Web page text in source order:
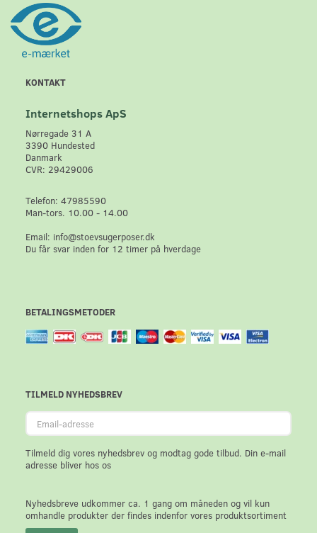
KONTAKT
Internetshops ApS
Nørregade 31 A
3390 Hundested
Danmark
CVR: 29429006
Telefon: 47985590
Man-tors. 10.00 - 14.00
Email: info@stoevsugerposer.dk
Du får svar inden for 12 timer på hverdage
BETALINGSMETODER
TILMELD NYHEDSBREV
Email-
adresse
Tilmeld dig vores nyhedsbrev og modtag gode tilbud. Din e-mail
adresse bliver hos os
Nyhedsbreve udkommer ca. 1 gang om måneden og vil kun
omhandle produkter der findes indenfor vores produktsortiment